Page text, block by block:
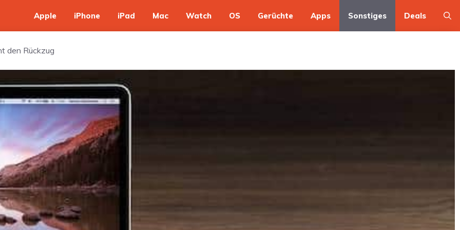
Apple iPhone iPad Mac Watch OS Gerüchte Apps Sonstiges Deals
den Rückzug